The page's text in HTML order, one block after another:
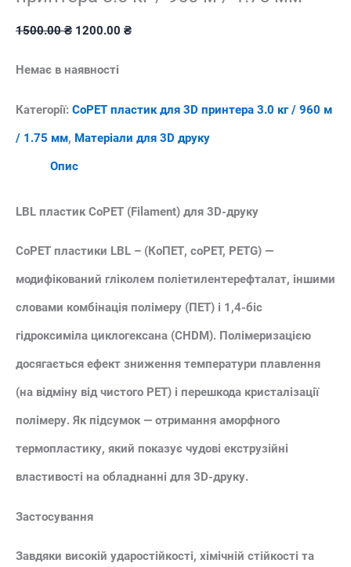
1500.00₴ Оригінальна
1200.00 ₴Поточна
Немає в наявності
Категорії: CoPET пластик для 3D принтера 3.0 кг / 960 м
/ 1.75 мм, Матеріали для 3D друку
Опис
LBL пластик CoPET (Filament) для 3D-друку
CoPET пластики LBL – (КоПЕТ, coPET, PETG) —
модифікований гліколем поліетилентерефталат, іншими
словами комбінація полімеру (ПЕТ) і 1,4-біс
гідроксиміла циклогексана (CHDM). Полімеризацією
досягається ефект зниження температури плавлення
(на відміну від чистого PET) і перешкода кристалізації
полімеру. Як підсумок — отримання аморфного
термопластику, який показує чудові екструзійні
властивості на обладнанні для 3D-друку.
Застосування
Завдяки високій ударостійкості, хімічній стійкості та